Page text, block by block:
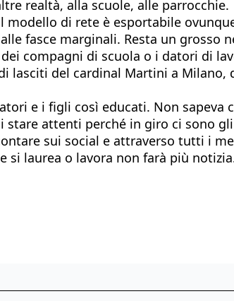
realtà, alla scuole, alle parrocchie.
modello di rete è esportabile
fasce marginali. Resta un
compagni di scuola o i datori di
lasciti del cardinal Martini a
e i figli così educati. Non sapeva
stare attenti perché in giro ci sono
sui social e attraverso tutti i
laurea o lavora non farà più